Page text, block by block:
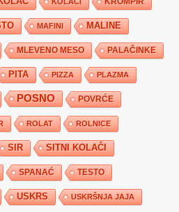
MAFINI MALINE
MLEVENO MESO PALAČINKE
PITA PIZZA PLAZMA
POSNO POVRĆE
ROLAT ROLNICE
SIR SITNI KOLAČI
SPANAĆ TESTO
USKRS USKRŠNJA JAJA